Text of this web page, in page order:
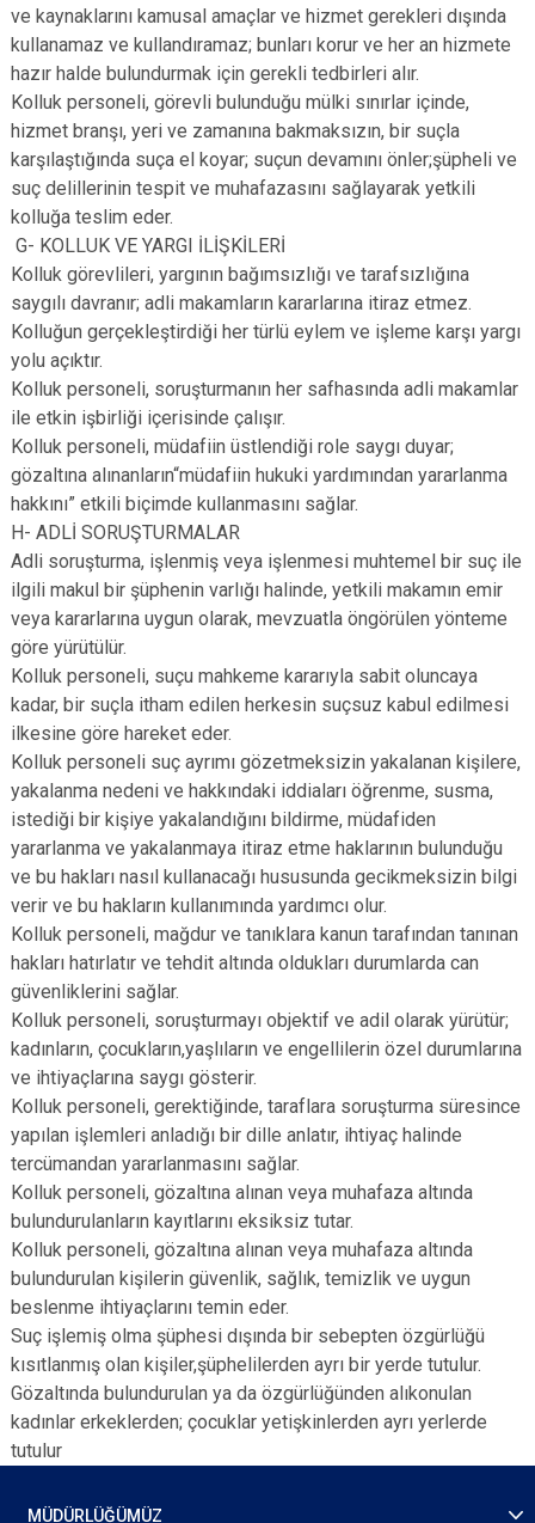
ve kaynaklarını kamusal amaçlar ve hizmet gerekleri dışında
kullanamaz ve kullandıramaz; bunları korur ve her an hizmete
hazır halde bulundurmak için gerekli tedbirleri alır.
Kolluk personeli, görevli bulunduğu mülki sınırlar içinde,
hizmet branşı, yeri ve zamanına bakmaksızın, bir suçla
karşılaştığında suça el koyar; suçun devamını önler;şüpheli ve
suç delillerinin tespit ve muhafazasını sağlayarak yetkili
kolluğa teslim eder.
G- KOLLUK VE YARGI İLİŞKİLERİ
Kolluk görevlileri, yargının bağımsızlığı ve tarafsızlığına
saygılı davranır; adli makamların kararlarına itiraz etmez.
Kolluğun gerçekleştirdiği her türlü eylem ve işleme karşı yargı
yolu açıktır.
Kolluk personeli, soruşturmanın her safhasında adli makamlar
ile etkin işbirliği içerisinde çalışır.
Kolluk personeli, müdafiin üstlendiği role saygı duyar;
gözaltına alınanların“müdafiin hukuki yardımından yararlanma
hakkını” etkili biçimde kullanmasını sağlar.
H- ADLİ SORUŞTURMALAR
Adli soruşturma, işlenmiş veya işlenmesi muhtemel bir suç ile
ilgili makul bir şüphenin varlığı halinde, yetkili makamın emir
veya kararlarına uygun olarak, mevzuatla öngörülen yönteme
göre yürütülür.
Kolluk personeli, suçu mahkeme kararıyla sabit oluncaya
kadar, bir suçla itham edilen herkesin suçsuz kabul edilmesi
ilkesine göre hareket eder.
Kolluk personeli suç ayrımı gözetmeksizin yakalanan kişilere,
yakalanma nedeni ve hakkındaki iddiaları öğrenme, susma,
istediği bir kişiye yakalandığını bildirme, müdafiden
yararlanma ve yakalanmaya itiraz etme haklarının bulunduğu
ve bu hakları nasıl kullanacağı hususunda gecikmeksizin bilgi
verir ve bu hakların kullanımında yardımcı olur.
Kolluk personeli, mağdur ve tanıklara kanun tarafından tanınan
hakları hatırlatır ve tehdit altında oldukları durumlarda can
güvenliklerini sağlar.
Kolluk personeli, soruşturmayı objektif ve adil olarak yürütür;
kadınların, çocukların,yaşlıların ve engellilerin özel durumlarına
ve ihtiyaçlarına saygı gösterir.
Kolluk personeli, gerektiğinde, taraflara soruşturma süresince
yapılan işlemleri anladığı bir dille anlatır, ihtiyaç halinde
tercümandan yararlanmasını sağlar.
Kolluk personeli, gözaltına alınan veya muhafaza altında
bulundurulanların kayıtlarını eksiksiz tutar.
Kolluk personeli, gözaltına alınan veya muhafaza altında
bulundurulan kişilerin güvenlik, sağlık, temizlik ve uygun
beslenme ihtiyaçlarını temin eder.
Suç işlemiş olma şüphesi dışında bir sebepten özgürlüğü
kısıtlanmış olan kişiler,şüphelilerden ayrı bir yerde tutulur.
Gözaltında bulundurulan ya da özgürlüğünden alıkonulan
kadınlar erkeklerden; çocuklar yetişkinlerden ayrı yerlerde
tutulur
MÜDÜRLÜĞÜMÜZ